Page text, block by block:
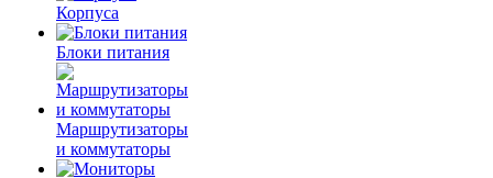
Корпуса
Блоки питания
Маршрутизаторы
и коммутаторы